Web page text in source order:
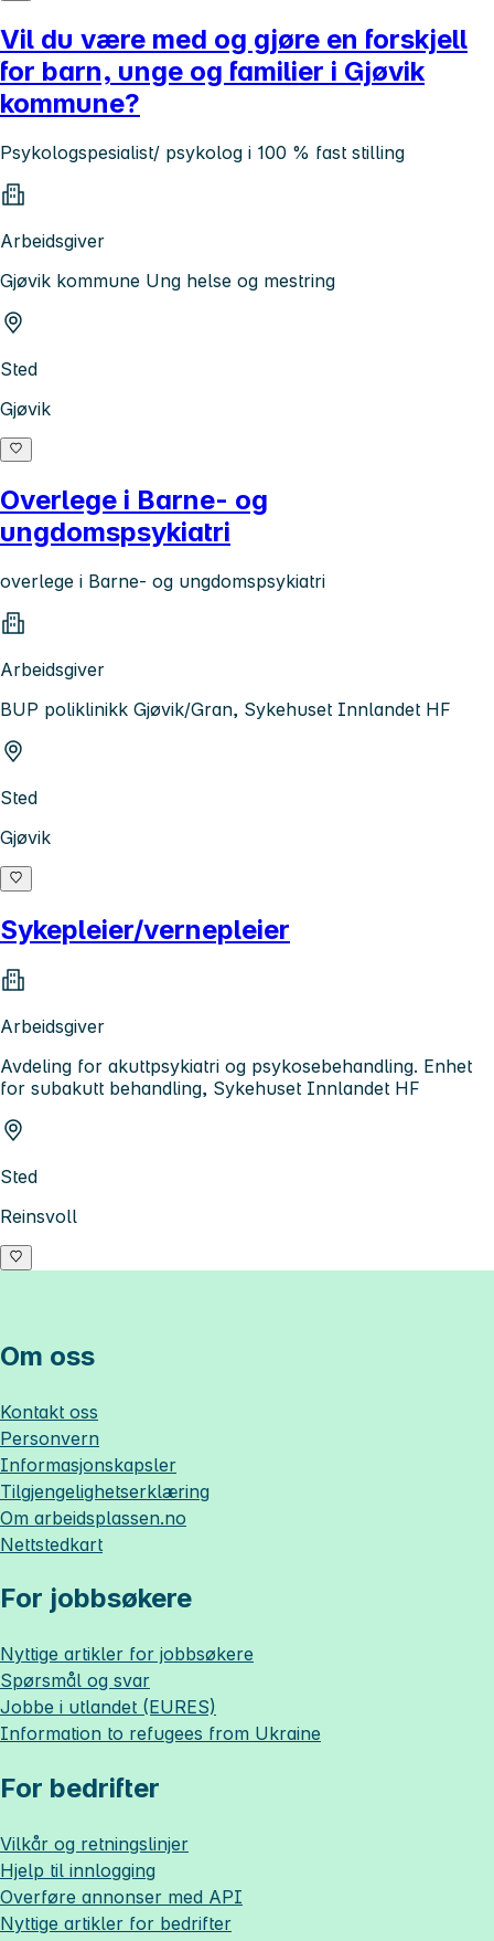
Vil du være med og gjøre en forskjell
for barn, unge og familier i Gjøvik
kommune?
Psykologspesialist/ psykolog i 100 % fast stilling
Arbeidsgiver
Gjøvik kommune Ung helse og mestring
Sted
Gjøvik
Overlege i Barne- og
ungdomspsykiatri
overlege i Barne- og ungdomspsykiatri
Arbeidsgiver
BUP poliklinikk Gjøvik/Gran, Sykehuset Innlandet HF
Sted
Gjøvik
Sykepleier/vernepleier
Arbeidsgiver
Avdeling for akuttpsykiatri og psykosebehandling. Enhet
for subakutt behandling, Sykehuset Innlandet HF
Sted
Reinsvoll
Om oss
Kontakt oss
Personvern
Informasjonskapsler
Tilgjengelighetserklæring
Om arbeidsplassen.no
Nettstedkart
For jobbsøkere
Nyttige artikler for jobbsøkere
Spørsmål og svar
Jobbe i utlandet (EURES)
Information to refugees from Ukraine
For bedrifter
Vilkår og retningslinjer
Hjelp til innlogging
Overføre annonser med API
Nyttige artikler for bedrifter